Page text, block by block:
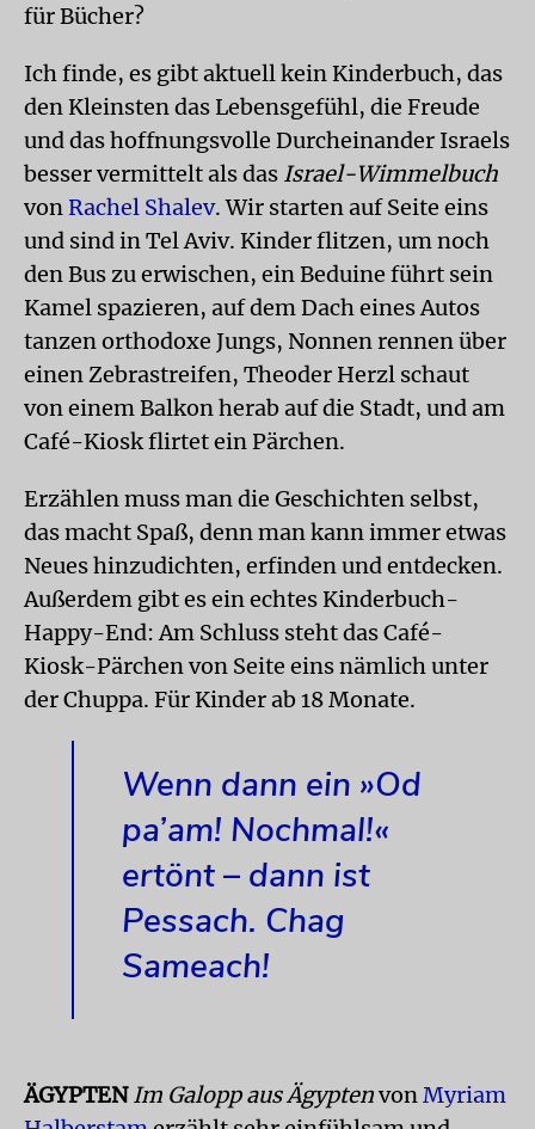
für Bücher?
Ich finde, es gibt aktuell kein Kinderbuch, das
den Kleinsten das Lebensgefühl, die Freude
und das hoffnungsvolle Durcheinander Israels
besser vermittelt als das Israel-Wimmelbuch
von Rachel Shalev. Wir starten auf Seite eins
und sind in Tel Aviv. Kinder flitzen, um noch
den Bus zu erwischen, ein Beduine führt sein
Kamel spazieren, auf dem Dach eines Autos
tanzen orthodoxe Jungs, Nonnen rennen über
einen Zebrastreifen, Theoder Herzl schaut
von einem Balkon herab auf die Stadt, und am
Café-Kiosk flirtet ein Pärchen.
Erzählen muss man die Geschichten selbst,
das macht Spaß, denn man kann immer etwas
Neues hinzudichten, erfinden und entdecken.
Außerdem gibt es ein echtes Kinderbuch-
Happy-End: Am Schluss steht das Café-
Kiosk-Pärchen von Seite eins nämlich unter
der Chuppa. Für Kinder ab 18 Monate.
Wenn dann ein »Od
pa’am! Nochmal!«
ertönt – dann ist
Pessach. Chag
Sameach!
ÄGYPTENIm Galopp aus Ägyptenvon Myriam